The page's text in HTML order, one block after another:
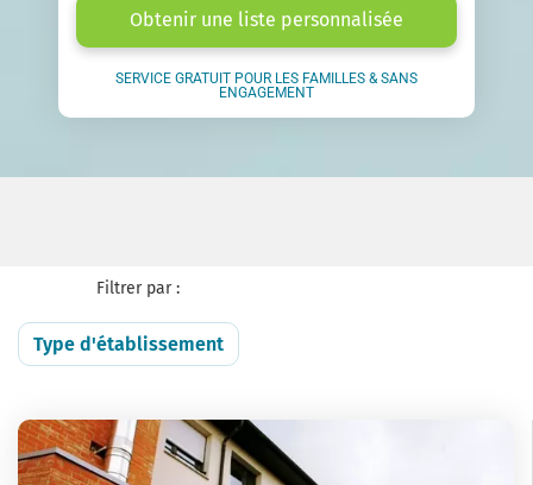
Obtenir une liste personnalisée
SERVICE GRATUIT POUR LES FAMILLES & SANS
ENGAGEMENT
Filtrer par :
Type d'établissement